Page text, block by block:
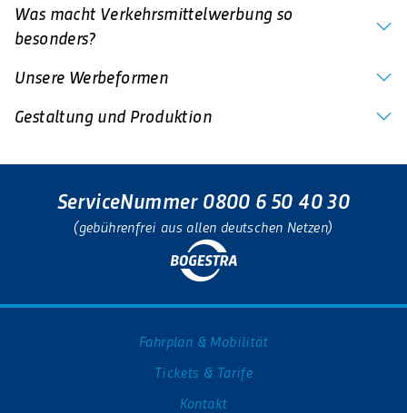
Was macht Verkehrsmittelwerbung so
besonders?
Unsere Werbeformen
Gestaltung und Produktion
ServiceNummer 0800 6 50 40 30
(gebührenfrei aus allen deutschen Netzen)
Fahrplan & Mobilität
Tickets & Tarife
Kontakt